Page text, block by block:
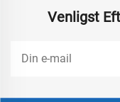
Venligst